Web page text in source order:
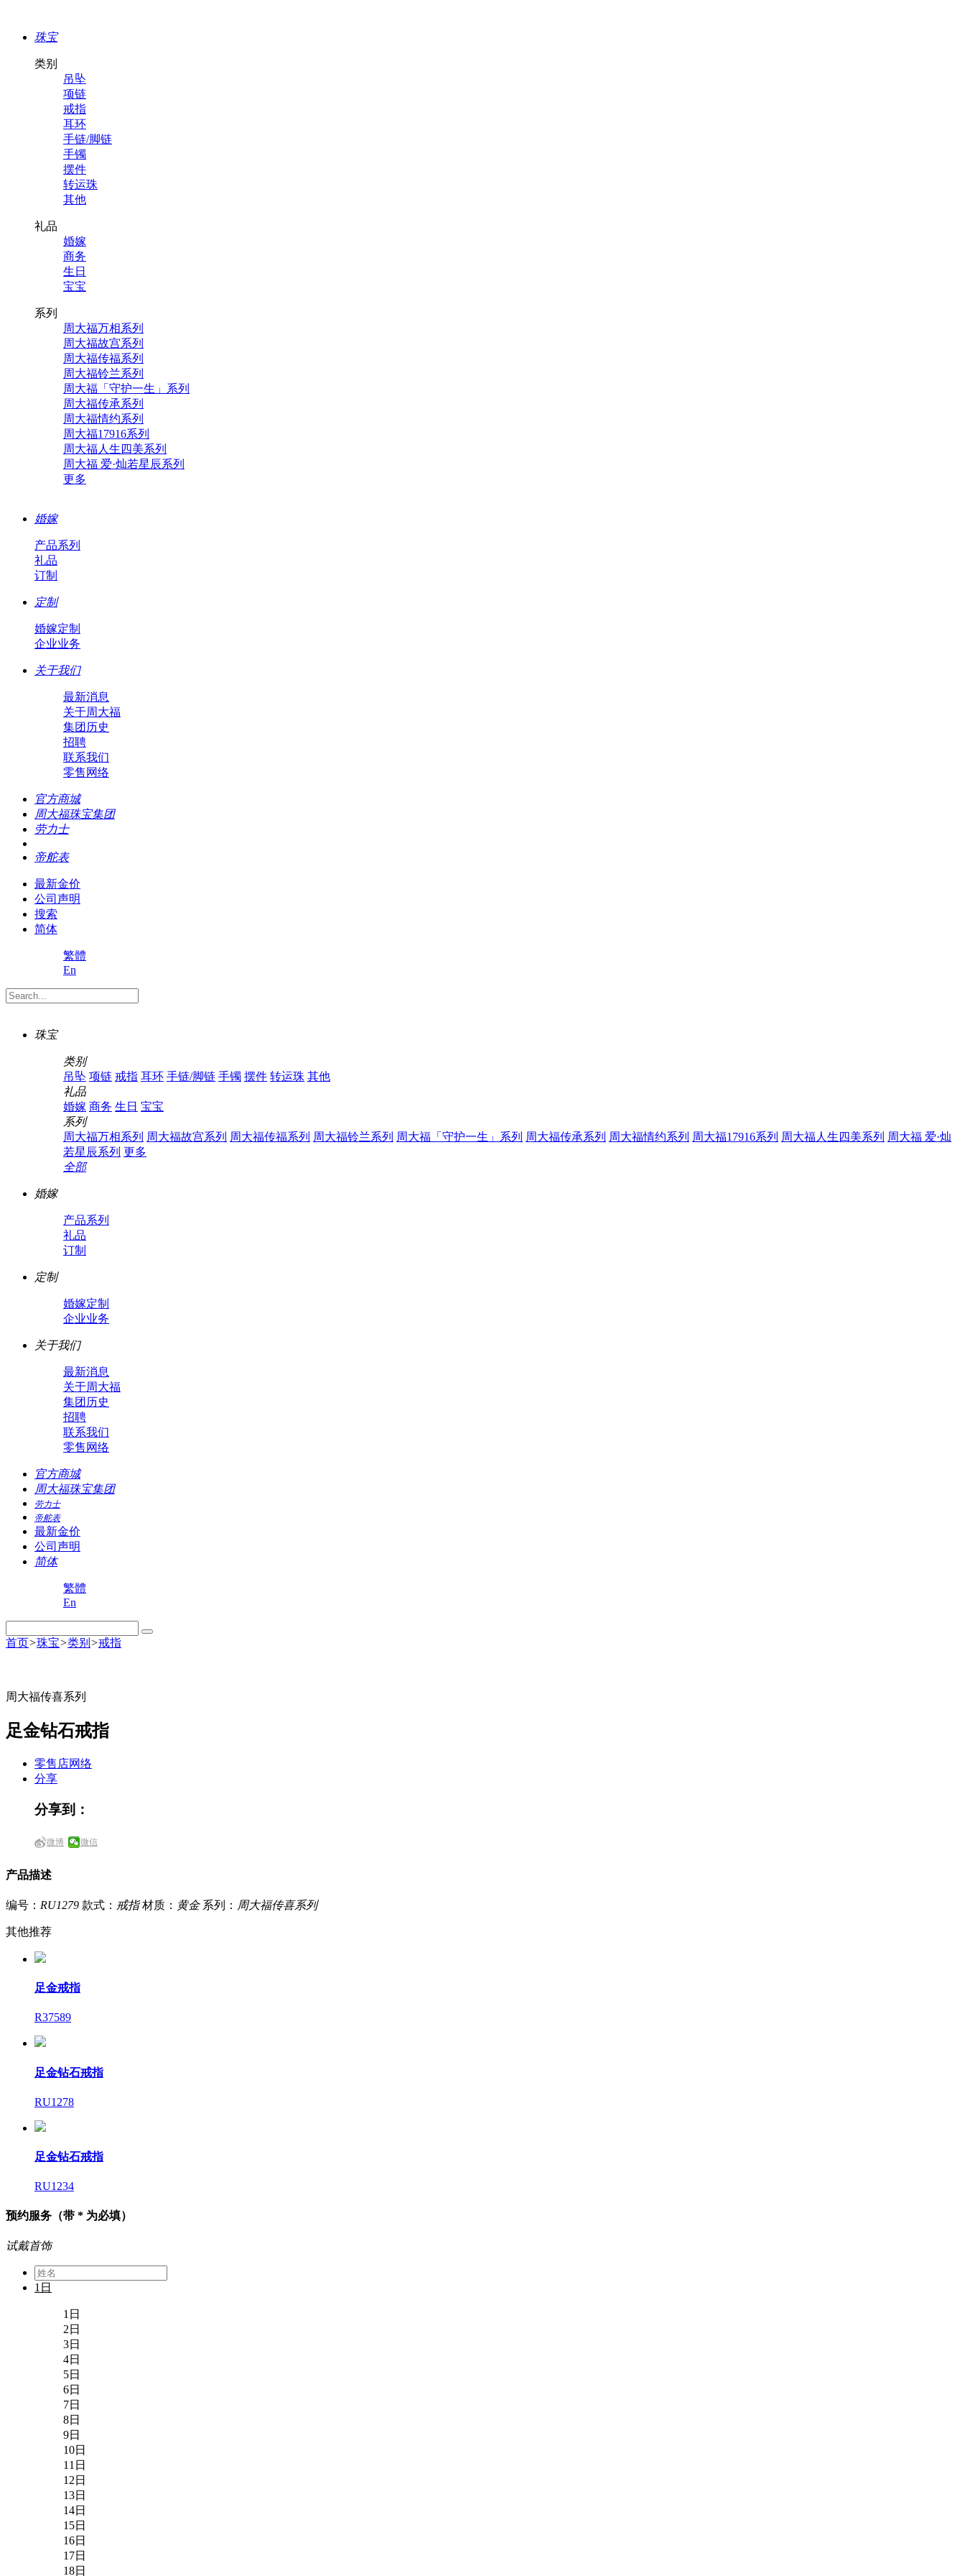
珠宝
类别
吊坠
项链
戒指
耳环
手链/脚链
手镯
摆件
转运珠
其他
礼品
婚嫁
商务
生日
宝宝
系列
周大福万相系列
周大福故宫系列
周大福传福系列
周大福铃兰系列
周大福「守护一生」系列
周大福传承系列
周大福情约系列
周大福17916系列
周大福人生四美系列
周大福 爱·灿若星辰系列
更多
婚嫁
产品系列
礼品
订制
定制
婚嫁定制
企业业务
关于我们
最新消息
关于周大福
集团历史
招聘
联系我们
零售网络
官方商城
周大福珠宝集团
劳力士
帝舵表
最新金价
公司声明
搜索
简体
繁體
En
珠宝
类别
吊坠 项链 戒指 耳环 手链/脚链 手镯 摆件 转运珠 其他
礼品
婚嫁 商务 生日 宝宝
系列
周大福万相系列 周大福故宫系列 周大福传福系列 周大福铃兰系列 周大福「守护一生」系列 周大福传承系列 周大福情约系列 周大福17916系列 周大福人生四美系列 周大福 爱·灿
若星辰系列 更多
全部
婚嫁
产品系列
礼品
订制
定制
婚嫁定制
企业业务
关于我们
最新消息
关于周大福
集团历史
招聘
联系我们
零售网络
官方商城
周大福珠宝集团
劳力士
帝舵表
最新金价
公司声明
简体
繁體
En
首页>珠宝>类别 >戒指
周大福传喜系列
足金钻石戒指
零售店网络
分享
分享到：
微博 微信
产品描述
编号： RU1279 款式： 戒指 材质： 黄金 系列： 周大福传喜系列
其他推荐
足金戒指
R37589
足金钻石戒指
RU1278
足金钻石戒指
RU1234
预约服务 （带 * 为必填）
试戴首饰
1日
1日
2日
3日
4日
5日
6日
7日
8日
9日
10日
11日
12日
13日
14日
15日
16日
17日
18日